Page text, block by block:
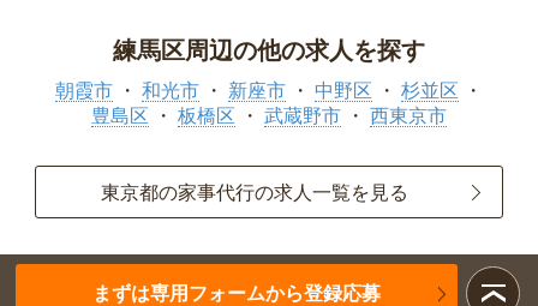
練馬区周辺の他の求人を探す
朝霞市 和光市 新座市 中野区
杉並区
豊島区
板橋区 武蔵野市 西東京市
東京都の家事代行の求人一覧を見る
まずは専用フォームから登録応募